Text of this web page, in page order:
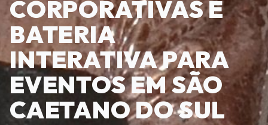
CORPORATIVAS E
BATERIA
INTERATIVA PARA
EVENTOS EM SÃO
CAETANO DO SUL